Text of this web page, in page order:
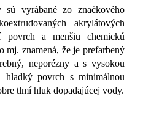
vyrábané zo značkového
akrylátových
povrch a menšiu chemickú
mj. znamená, že je prefarbený
neporézny a s vysokou
hladký povrch s minimálnou
tlmí hluk dopadajúcej vody.